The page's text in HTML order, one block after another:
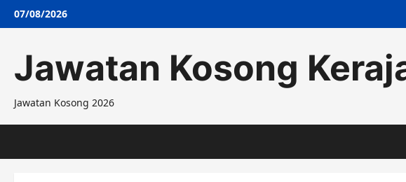
Skip07/08/2026
Jawatan Kosong
Jawatan Kosong 2026